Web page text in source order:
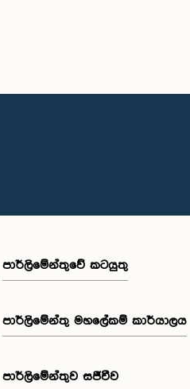
පාර්ලිමේන්තුවේ කටයුතු
පාර්ලිමේන්තු මහලේකම් කාර්යාලය
පාර්ලිමේන්තුව සජීවීව